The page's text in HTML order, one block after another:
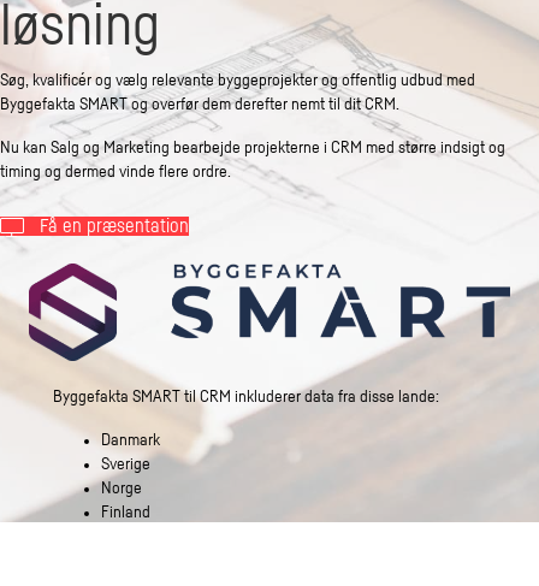
løsning
Søg, kvalificér og vælg relevante byggeprojekter og offentlig udbud med
Byggefakta SMART og overfør dem derefter nemt til dit CRM.
Nu kan Salg og Marketing bearbejde projekterne i CRM med større indsigt og
timing og dermed vinde flere ordre.
Få en præsentation
Byggefakta SMART til CRM inkluderer data fra disse lande:
Danmark
Sverige
Norge
Finland